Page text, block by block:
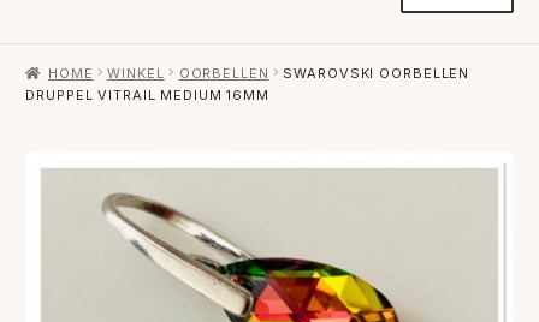
AFREKENEN
MIJN ACCOUNT
HOME WINKEL OORBELLEN
SWAROVSKI OORBELLEN
DRUPPEL VITRAIL MEDIUM 16MM